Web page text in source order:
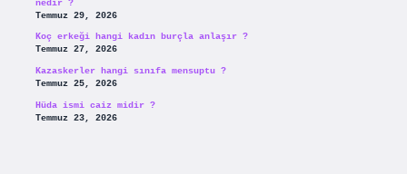
nedir ?
Temmuz 29, 2026
Koç erkeği hangi kadın burçla anlaşır ?
Temmuz 27, 2026
Kazaskerler hangi sınıfa mensuptu ?
Temmuz 25, 2026
Hüda ismi caiz midir ?
Temmuz 23, 2026